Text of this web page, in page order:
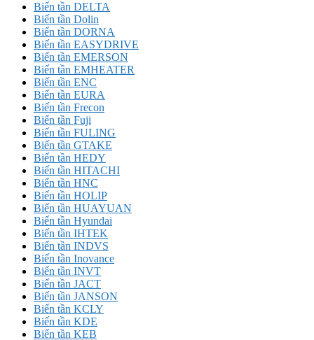
Biến tần DELTA
Biến tần Dolin
Biến tần DORNA
Biến tần EASYDRIVE
Biến tần EMERSON
Biến tần EMHEATER
Biến tần ENC
Biến tần EURA
Biến tần Frecon
Biến tần Fuji
Biến tần FULING
Biến tần GTAKE
Biến tần HEDY
Biến tần HITACHI
Biến tần HNC
Biến tần HOLIP
Biến tần HUAYUAN
Biến tần Hyundai
Biến tần IHTEK
Biến tần INDVS
Biến tần Inovance
Biến tần INVT
Biến tần JACT
Biến tần JANSON
Biến tần KCLY
Biến tần KDE
Biến tần KEB